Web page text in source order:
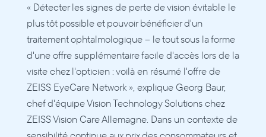
« Détecter les signes de perte de vision évitable le
plus tôt possible et pouvoir bénéficier d'un
traitement ophtalmologique – le tout sous la forme
d'une offre supplémentaire facile d'accès lors de la
visite chez l'opticien : voilà en résumé l'offre de
ZEISS EyeCare Network », explique Georg Baur,
chef d'équipe Vision Technology Solutions chez
ZEISS Vision Care Allemagne. Dans un contexte de